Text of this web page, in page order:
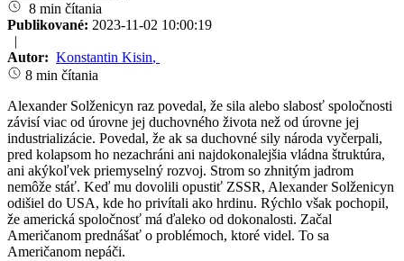
8 min čítania
Publikované: 2023-11-02 10:00:19
|
Autor: Konstantin Kisin,
8 min čítania
Alexander Solženicyn raz povedal, že sila alebo slabosť spoločnosti
závisí viac od úrovne jej duchovného života než od úrovne jej
industrializácie. Povedal, že ak sa duchovné sily národa vyčerpali,
pred kolapsom ho nezachráni ani najdokonalejšia vládna štruktúra,
ani akýkoľvek priemyselný rozvoj. Strom so zhnitým jadrom
nemôže stáť. Keď mu dovolili opustiť ZSSR, Alexander Solženicyn
odišiel do USA, kde ho privítali ako hrdinu. Rýchlo však pochopil,
že americká spoločnosť má ďaleko od dokonalosti. Začal
Američanom prednášať o problémoch, ktoré videl. To sa
Američanom nepáči.